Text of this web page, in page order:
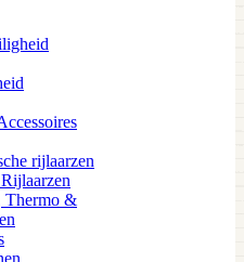
rijlaarzen
Thermo &